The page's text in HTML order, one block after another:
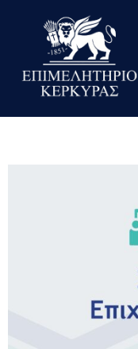
Το
Eπιμελητήριο